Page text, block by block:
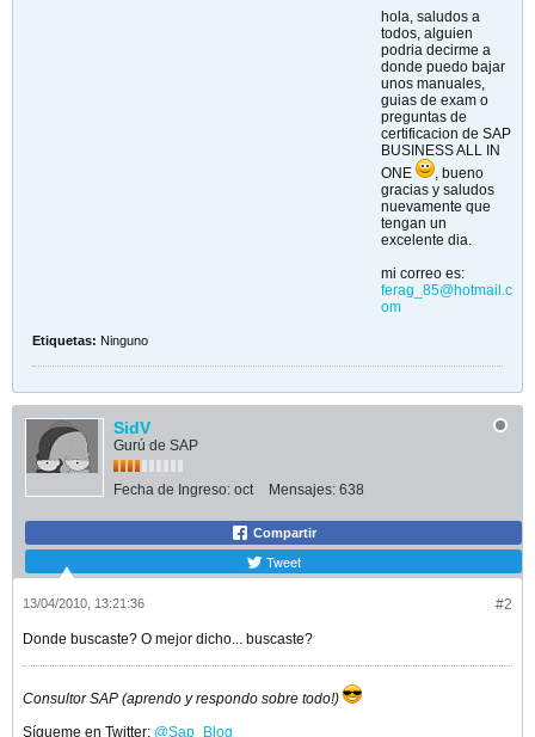
hola, saludos a
todos, alguien
podria decirme a
donde puedo bajar
unos manuales,
guias de exam o
preguntas de
certificacion de SAP
BUSINESS ALL IN
ONE
, bueno
gracias y saludos
nuevamente que
tengan un
excelente dia.
mi correo es:
ferag_85@hotmail.c
om
Etiquetas: Ninguno
SidV
Gurú de SAP
Fecha de Ingreso: oct Mensajes: 638
Compartir
Tweet
#2
13/04/2010, 13:21:36
Donde buscaste? O mejor dicho... buscaste?
Consultor SAP (aprendo y respondo sobre todo!)
Sígueme en Twitter: @Sap_Blog